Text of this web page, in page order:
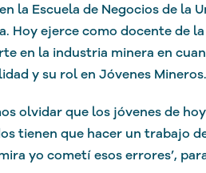
la Escuela de Negocios de la
Hoy ejerce como docente de
en la industria minera en
y su rol en Jóvenes Mineros.
olvidar que los jóvenes de
tienen que hacer un trabajo
yo cometí esos errores’,